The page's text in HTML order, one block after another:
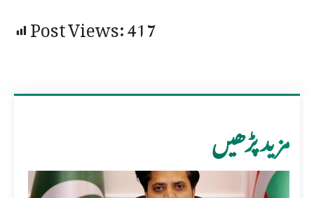
Post Views:417
مزید پڑھیں